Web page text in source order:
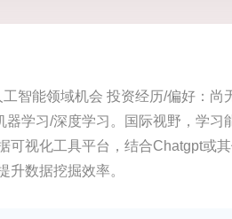
智能领域机会 投资经历/偏好：尚
学习/深度学习。国际视野，学习
可视化工具平台，结合Chatgpt或
升数据挖掘效率。